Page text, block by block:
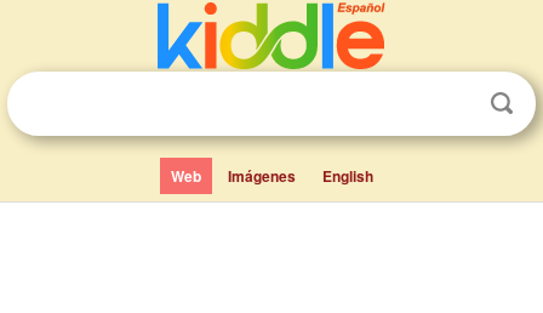
Web Imágenes English